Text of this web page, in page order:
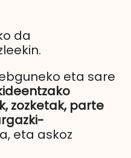
da
eta sare
zozketak, parte
eta askoz